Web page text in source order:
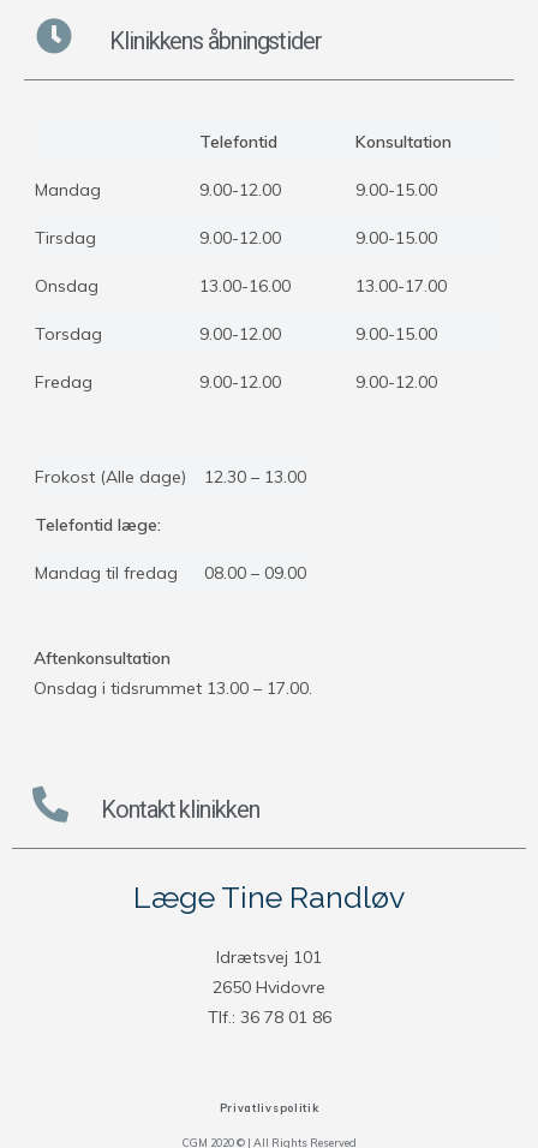
Klinikkens åbningstider
Telefontid Konsultation
Mandag 9.00-12.00 9.00-15.00
Tirsdag 9.00-12.00 9.00-15.00
Onsdag 13.00-16.00 13.00-17.00
Torsdag 9.00-12.00 9.00-15.00
Fredag 9.00-12.00 9.00-12.00
Frokost (Alle dage) 12.30 – 13.00
Telefontid læge:
Mandag til fredag 08.00 – 09.00
Aftenkonsultation
Onsdag i tidsrummet 13.00 – 17.00.
Kontakt klinikken
Læge Tine Randløv
Idrætsvej 101
2650 Hvidovre
Tlf.: 36 78 01 86
Privatlivspolitik
CGM 2020 ©​ | All Rights Reserved